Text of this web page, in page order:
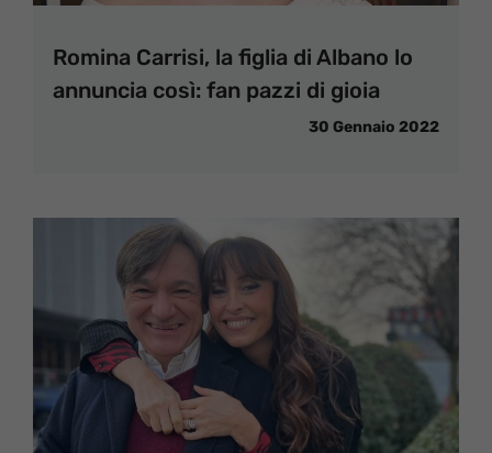
Romina Carrisi, la figlia di Albano lo
annuncia così: fan pazzi di gioia
30 Gennaio 2022